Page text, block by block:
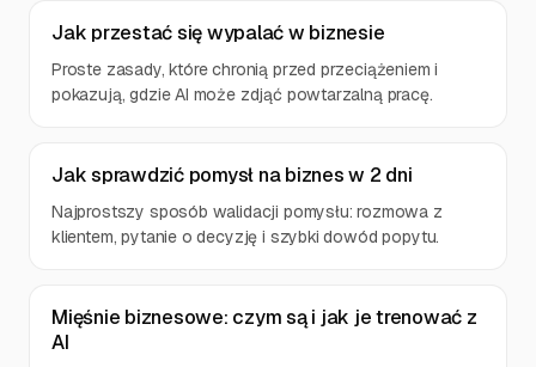
Jak przestać się wypalać w biznesie
Proste zasady, które chronią przed przeciążeniem i
pokazują, gdzie AI może zdjąć powtarzalną pracę.
Jak sprawdzić pomysł na biznes w 2 dni
Najprostszy sposób walidacji pomysłu: rozmowa z
klientem, pytanie o decyzję i szybki dowód popytu.
Mięśnie biznesowe: czym są i jak je trenować z
AI